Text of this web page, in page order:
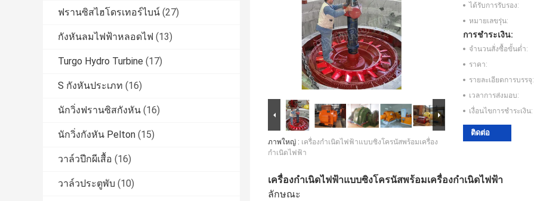
ฟรานซิสไฮโดรเทอร์ไบน์ (27)
กังหันลมไฟฟ้าหลอดไฟ (13)
Turgo Hydro Turbine (17)
S กังหันประเภท (16)
นักวิ่งฟรานซิสกังหัน (16)
นักวิ่งกังหัน Pelton (15)
วาล์วปีกผีเสื้อ (16)
วาล์วประตูพับ (10)
ภาพใหญ่ : เครื่องกำเนิดไฟฟ้าแบบซิงโครนัสพร้อมเครื่อง
กำเนิดไฟฟ้า
ได้รับการรับรอง:
หมายเลขรุ่น:
การชำระเงิน:
จำนวนสั่งซื้อขั้นต่ำ:
ราคา:
รายละเอียดการบรรจุ:
เวลาการส่งมอบ:
เงื่อนไขการชำระเงิน:
ติดต่อ
เครื่องกำเนิดไฟฟ้าแบบซิงโครนัสพร้อมเครื่องกำเนิดไฟฟ้า
ลักษณะ